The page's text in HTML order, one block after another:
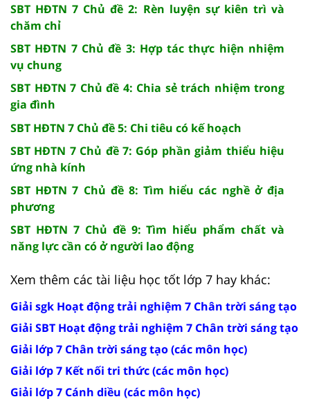
SBT HĐTN 7 Chủ đề 2: Rèn luyện sự kiên trì và
chăm chỉ
SBT HĐTN 7 Chủ đề 3: Hợp tác thực hiện nhiệm
vụ chung
SBT HĐTN 7 Chủ đề 4: Chia sẻ trách nhiệm trong
gia đình
SBT HĐTN 7 Chủ đề 5: Chi tiêu có kế hoạch
SBT HĐTN 7 Chủ đề 7: Góp phần giảm thiểu hiệu
ứng nhà kính
SBT HĐTN 7 Chủ đề 8: Tìm hiểu các nghề ở địa
phương
SBT HĐTN 7 Chủ đề 9: Tìm hiểu phẩm chất và
năng lực cần có ở người lao động
Xem thêm các tài liệu học tốt lớp 7 hay khác:
Giải sgk Hoạt động trải nghiệm 7 Chân trời sáng tạo
Giải SBT Hoạt động trải nghiệm 7 Chân trời sáng tạo
Giải lớp 7 Chân trời sáng tạo (các môn học)
Giải lớp 7 Kết nối tri thức (các môn học)
Giải lớp 7 Cánh diều (các môn học)